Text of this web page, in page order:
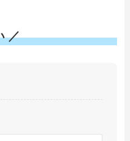
／